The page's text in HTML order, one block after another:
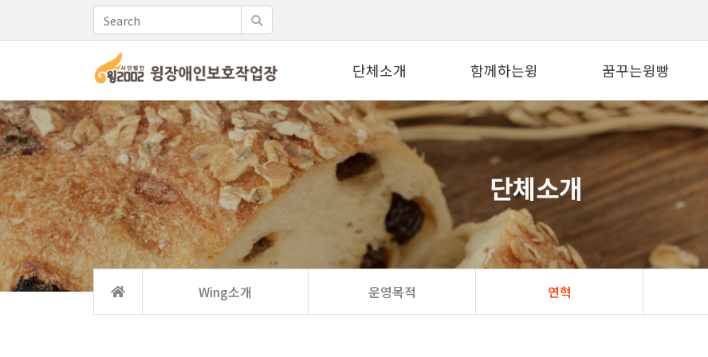
단체소개 함께하는윙 꿈꾸는윙빵
단체소개
Wing소개 운영목적 연혁